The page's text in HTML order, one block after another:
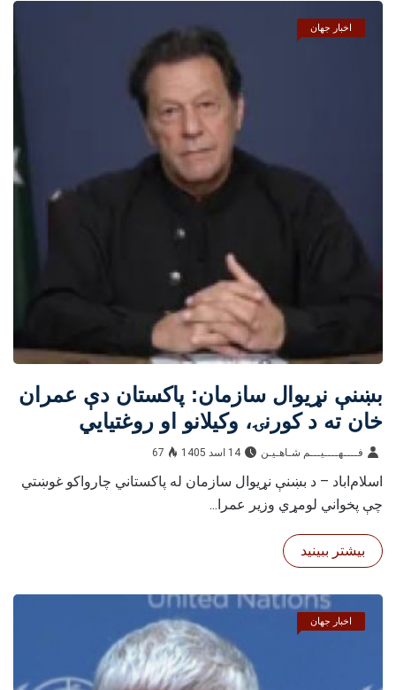
اخبار جهان
بښنې نړیوال سازمان: پاکستان دې عمران
خان ته د کورنۍ، وکیلانو او روغتیايي
خدمتونو د لاسرسي حق ورکړي
فــــهــــيـــم شـاهـیـن‎‎ 14 اسد 1405 67
اسلام‌اباد – د بښنې نړیوال سازمان له پاکستاني چارواکو غوښتي
چې پخواني لومړي وزیر عمرا...
بیشتر ببینید
اخبار جهان